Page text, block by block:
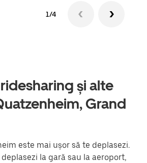
1/4
și alte
Grand
este mai ușor să te deplasezi.
la gară sau la aeroport,